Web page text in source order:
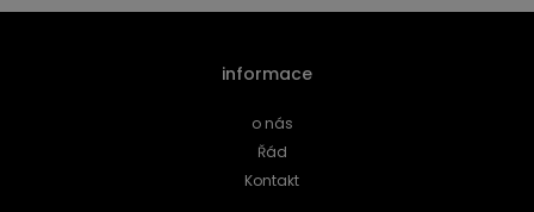
informace
o nás
Řád
Kontakt